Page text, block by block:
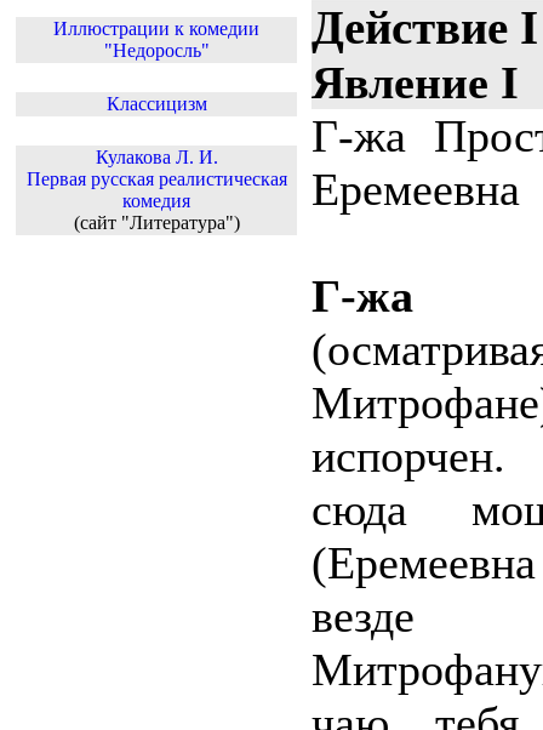
Иллюстрации к комедии
"Недоросль"
Классицизм
Кулакова Л. И.
Первая русская реалистическая
комедия
(сайт "Литература")
Действие I
Явление I
Г-жа
Еремеевна
Г-жа
испорчен.
сюда
везде